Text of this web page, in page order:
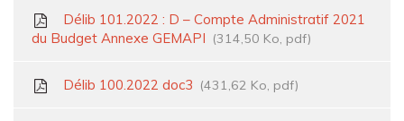
Délib 101.2022 : D – Compte Administratif 2021
du Budget Annexe GEMAPI
314,50 Ko, pdf
Délib 100.2022 doc3 431,62 Ko, pdf